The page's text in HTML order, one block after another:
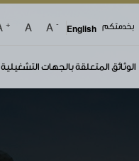
بخدمتكم English
-
A
A
+
A
الوثائق المتعلقة بالجهات التشغيلية